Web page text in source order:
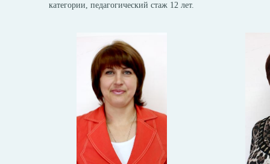
категории, педагогический стаж 12 лет.